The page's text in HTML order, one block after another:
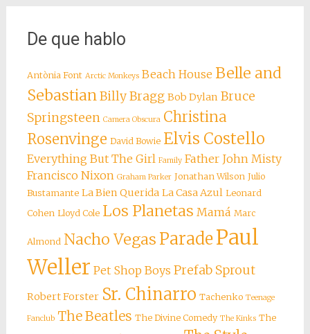
De que hablo
Antònia Font Arctic Monkeys Beach House Belle and
SebastianBilly Bragg Bob Dylan Bruce
Springsteen Camera Obscura Christina
Rosenvinge David Bowie Elvis Costello
Everything But The Girl Family Father John Misty
Francisco Nixon Graham Parker Jonathan Wilson Julio
Bustamante La Bien Querida La Casa Azul Leonard
Cohen Lloyd Cole Los Planetas Mamá Marc
Almond Nacho Vegas ParadePaul
Weller Pet Shop Boys Prefab Sprout
Robert Forster Sr. Chinarro Tachenko Teenage
Fanclub The Beatles The Divine Comedy The Kinks The